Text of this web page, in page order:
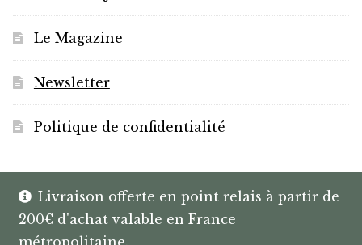
Livraison offerte en point relais à partir de
200€ d'achat valable en France
métropolitaine.
Le Magazine
Newsletter
Politique de confidentialité
© HANNIBAL | CAVISTE À BAYONNE |